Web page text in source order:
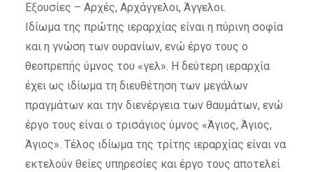
Εξουσίες – Αρχές, Αρχάγγελοι, Άγγελοι.
Ιδίωμα της πρώτης ιεραρχίας είναι η πύρινη σοφία
και η γνώση των ουρανίων, ενώ έργο τους ο
θεοπρεπής ύμνος του «γελ». Η δεύτερη ιεραρχία
έχει ως ιδίωμα τη διευθέτηση των μεγάλων
πραγμάτων και την διενέργεια των θαυμάτων, ενώ
έργο τους είναι ο τρισάγιος ύμνος «Άγιος, Άγιος,
Άγιος». Τέλος ιδίωμα της τρίτης ιεραρχίας είναι να
εκτελούν θείες υπηρεσίες και έργο τους αποτελεί